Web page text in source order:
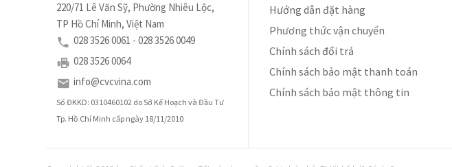
220/71 Lê Văn Sỹ, Phường Nhiêu Lộc,
TP Hồ Chí Minh, Việt Nam
028 3526 0061 - 028 3526 0049
028 3526 0064
info@cvcvina.com
Số ĐKKD: 0310460102 do Sở Kế Hoạch và Đầu Tư
Tp. Hồ Chí Minh cấp ngày 18/11/2010
Hướng dẫn đặt hàng
Phương thức vận chuyển
Chính sách đổi trả
Chính sách bảo mật thanh toán
Chính sách bảo mật thông tin